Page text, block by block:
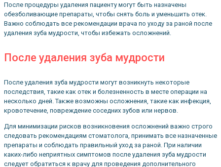
После процедуры удаления пациенту могут быть назначены
обезболивающие препараты, чтобы снять боль и уменьшить отек.
Важно соблюдать все рекомендации врача по уходу за раной после
удаления зуба мудрости, чтобы избежать осложнений.
После удаления зуба мудрости
После удаления зуба мудрости могут возникнуть некоторые
последствия, такие как отек и болезненность в месте операции на
несколько дней. Также возможны осложнения, такие как инфекция,
кровотечение, повреждение соседних зубов или нервов.
Для минимизации рисков возникновения осложнений важно строго
следовать рекомендациям стоматолога, принимать все назначенные
препараты и соблюдать правильный уход за раной. При наличии
каких-либо неприятных симптомов после удаления зуба мудрости
следует обратиться к врачу для проведения дополнительного